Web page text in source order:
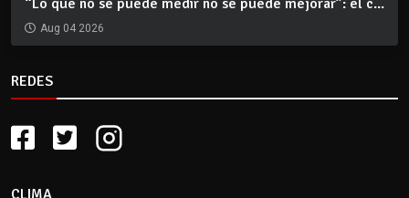
“Lo que no se puede medir no se puede mejorar”: el c...
Aug 04 2026
REDES